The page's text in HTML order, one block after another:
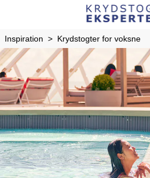
Inspiration Krydstogter for voksne